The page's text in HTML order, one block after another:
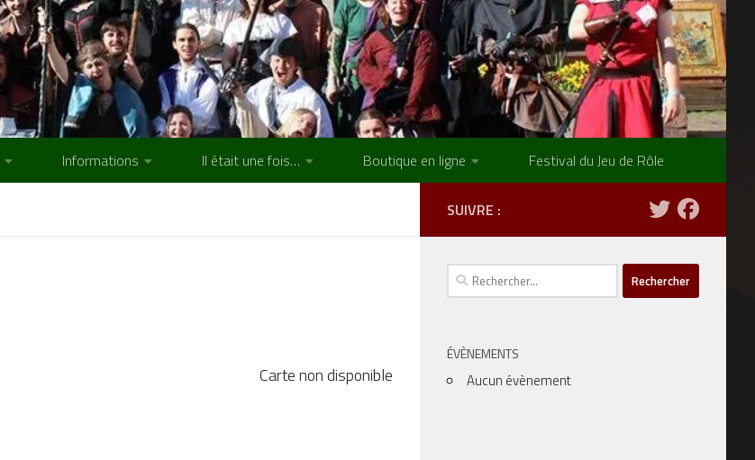
Informations Il était une fois… Boutique en ligne Festival du Jeu de Rôle
Carte non disponible
SUIVRE :
Rechercher :
ÉVÈNEMENTS
Aucun évènement